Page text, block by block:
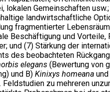
lokalen Gemeinschaften
landwirtschaftliche
fragmentierter
Beschäftigung und Vorteile,
und (7) Stärkung der
des beobachteten
elegans (Bewertung von
und B) Kinixys homeana und
zu mehreren